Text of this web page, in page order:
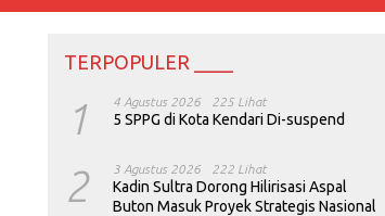
TERPOPULER ____
1 4 Agustus 2026 225 Lihat
5 SPPG di Kota Kendari Di-suspend
2 3 Agustus 2026 222 Lihat
Kadin Sultra Dorong Hilirisasi Aspal
Buton Masuk Proyek Strategis Nasional